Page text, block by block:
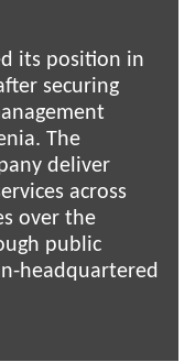
its position in
securing
The
deliver
across
over the
public
headquartered